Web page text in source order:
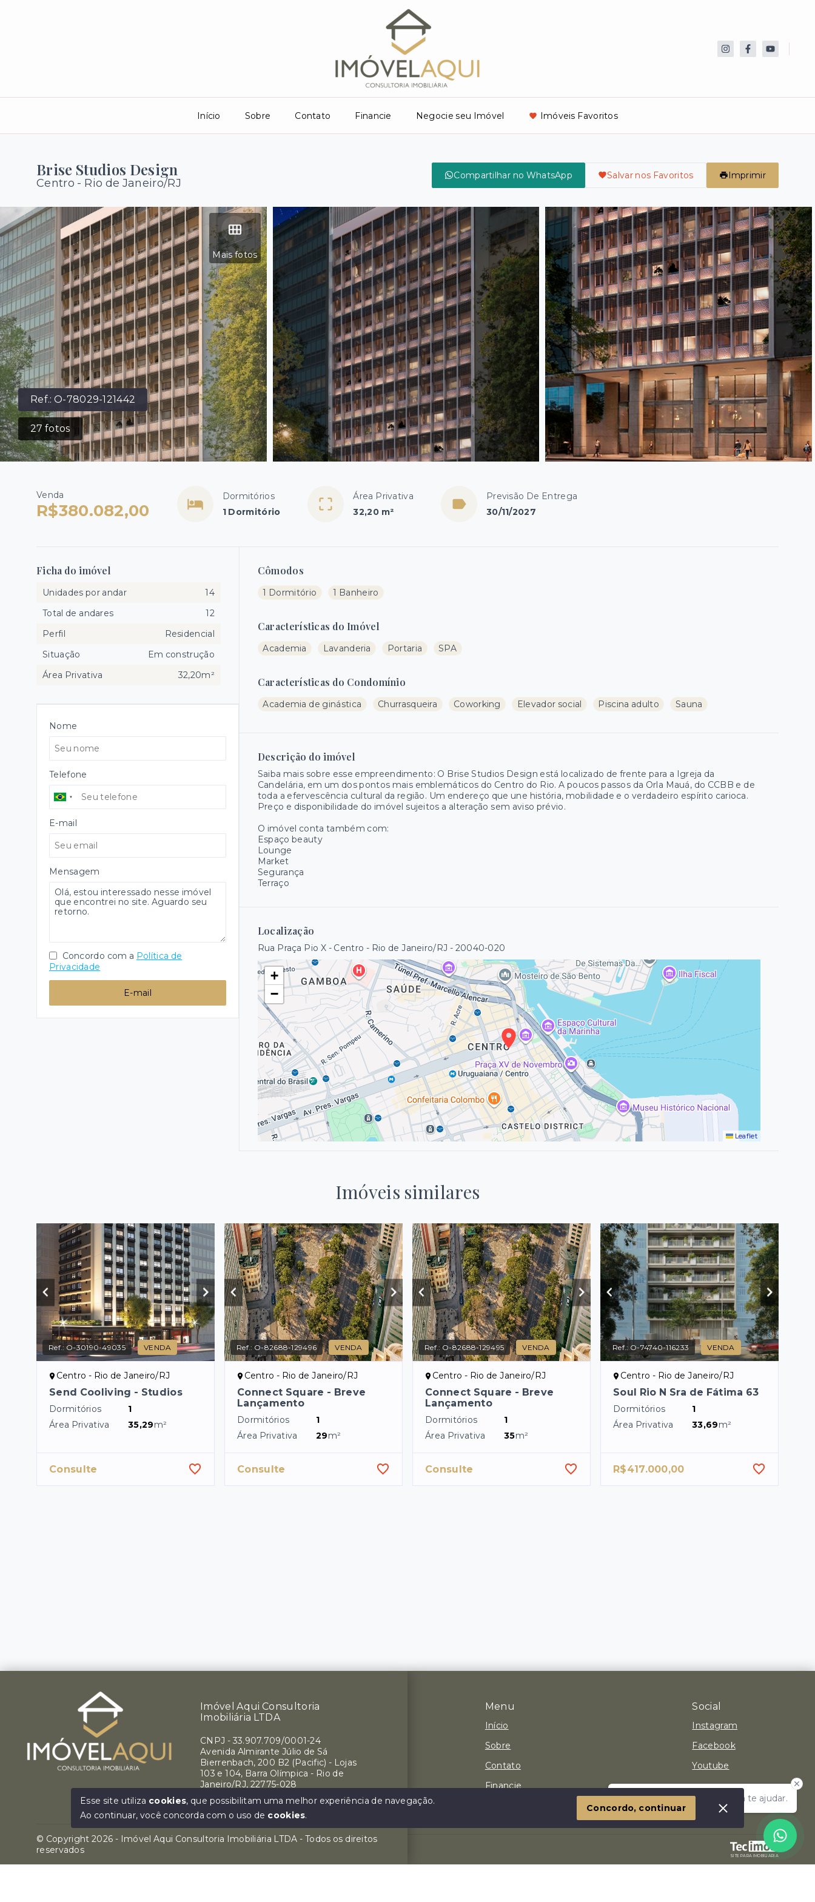
Início Sobre Contato Financie Negocie seu Imóvel Imóveis Favoritos
Brise Studios Design
Centro - Rio de Janeiro/RJ
Compartilhar no WhatsApp Salvar nos Favoritos Imprimir
Ref.:O-78029-121442
27 fotos
Mais fotos
Venda
R$380.082,00
Dormitórios
1 Dormitório
Área Privativa
32,20 m²
Previsão De Entrega
30/11/2027
Cômodos
1 Dormitório 1 Banheiro
Características do Imóvel
Academia Lavanderia Portaria SPA
Características do Condomínio
Academia de ginástica Churrasqueira Coworking Elevador social Piscina adulto Sauna
Descrição do imóvel
Saiba mais sobre esse empreendimento: O Brise Studios Design está localizado de frente para a Igreja da
Candelária, em um dos pontos mais emblemáticos do Centro do Rio. A poucos passos da Orla Mauá, do CCBB e de
toda a efervescência cultural da região. Um endereço que une história, mobilidade e o verdadeiro espírito carioca.
Preço e disponibilidade do imóvel sujeitos a alteração sem aviso prévio.
O imóvel conta também com:
Espaço beauty
Lounge
Market
Segurança
Terraço
Localização
Rua Praça Pio X - Centro - Rio de Janeiro/RJ - 20040-020
+
−
Leaflet
Ficha do imóvel
Unidades por andar
14
Total de andares
12
Perfil
Residencial
Situação
Em construção
Área Privativa
32,20m²
Nome
Telefone
E-mail
Mensagem
Concordo com a Política de
Privacidade
E-mail
Imóveis similares
Ref.: O-30190-49035 VENDA
Centro - Rio de Janeiro/RJ
Send Cooliving - Studios
Dormitórios
1
Área Privativa
35,29m²
Consulte
Ref.: O-82688-129496 VENDA
Centro - Rio de Janeiro/RJ
Connect Square - Breve
Lançamento
Dormitórios
1
Área Privativa
29m²
Consulte
Ref.: O-82688-129495 VENDA
Centro - Rio de Janeiro/RJ
Connect Square - Breve
Lançamento
Dormitórios
1
Área Privativa
35m²
Consulte
Ref.: O-74740-116233 VENDA
Centro - Rio de Janeiro/RJ
Soul Rio N Sra de Fátima 63
Dormitórios
1
Área Privativa
33,69m²
R$417.000,00
Olá! Estamos disponíveis para te ajudar.
Menu
Início
Sobre
Contato
Financie
Social
Instagram
Facebook
Youtube
SITE PARA IMOBILIARIA
Imóvel Aqui Consultoria
Imobiliária LTDA
CNPJ - 33.907.709/0001-24
Avenida Almirante Júlio de Sá
Bierrenbach, 200 B2 (Pacific) - Lojas
103 e 104, Barra Olímpica - Rio de
Janeiro/RJ, 22775-028
Ver e-mail
© Copyright 2026 - Imóvel Aqui Consultoria Imobiliária LTDA - Todos os direitos
reservados
Esse site utiliza cookies, que possibilitam uma melhor experiência de navegação.
Ao continuar, você concorda com o uso de cookies.
Concordo, continuar